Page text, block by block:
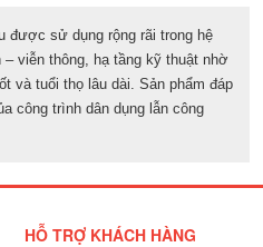
được sử dụng rộng rãi trong hệ
viễn thông, hạ tầng kỹ thuật nhờ
và tuổi thọ lâu dài. Sản phẩm đáp
công trình dân dụng lẫn công
HỖ TRỢ KHÁCH HÀNG